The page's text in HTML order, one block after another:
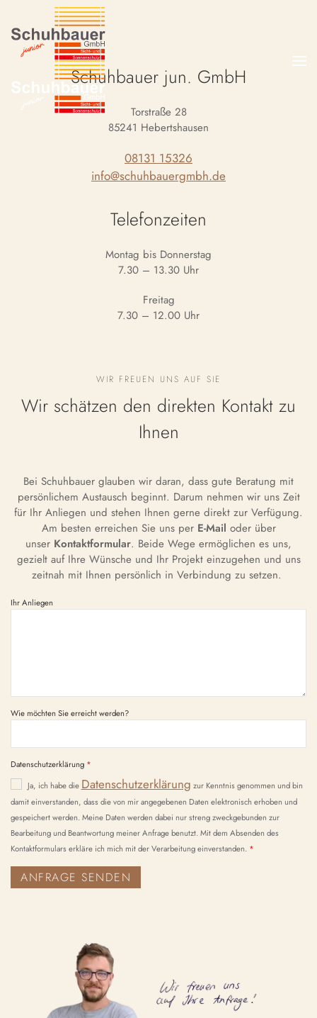
Schuhbauer jun. GmbH
Torstraße 28
85241 Hebertshausen
08131 15326
info@schuhbauergmbh.de
Telefonzeiten
Montag bis Donnerstag
7.30 – 13.30 Uhr
Freitag
7.30 – 12.00 Uhr
WIR FREUEN UNS AUF SIE
Wir schätzen den direkten Kontakt zu
Ihnen
Bei Schuhbauer glauben wir daran, dass gute Beratung mit
persönlichem Austausch beginnt. Darum nehmen wir uns Zeit
für Ihr Anliegen und stehen Ihnen gerne direkt zur Verfügung.
Am besten erreichen Sie uns per E-Mail oder über
unser Kontaktformular. Beide Wege ermöglichen es uns,
gezielt auf Ihre Wünsche und Ihr Projekt einzugehen und uns
zeitnah mit Ihnen persönlich in Verbindung zu setzen.
Ihr Anliegen
Wie möchten Sie erreicht werden?
Datenschutzerklärung
Ja, ich habe die Datenschutzerklärung zur Kenntnis genommen und bin
damit einverstanden, dass die von mir angegebenen Daten elektronisch erhoben und
gespeichert werden. Meine Daten werden dabei nur streng zweckgebunden zur
Bearbeitung und Beantwortung meiner Anfrage benutzt. Mit dem Absenden des
Kontaktformulars erkläre ich mich mit der Verarbeitung einverstanden.
ANFRAGE SENDEN